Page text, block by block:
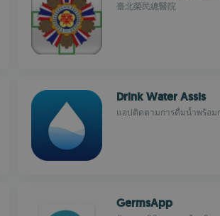
臺北榮民總醫院
Drink Water Assis
แอปติดตามการดื่มน้ำพร้อม
GermsApp